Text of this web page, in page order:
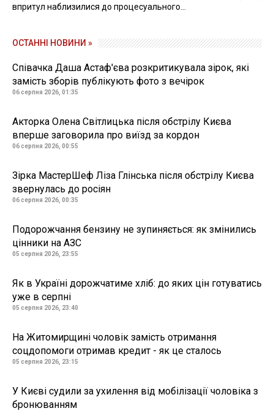
впритул наблизилися до процесуального...
ОСТАННІ НОВИНИ »
Співачка Даша Астаф'єва розкритикувала зірок, які
замість зборів публікують фото з вечірок
06 серпня 2026, 01:35
Акторка Олена Світлицька після обстрілу Києва
вперше заговорила про виїзд за кордон
06 серпня 2026, 00:55
Зірка МастерШеф Ліза Глінська після обстрілу Києва
звернулась до росіян
06 серпня 2026, 00:35
Подорожчання бензину не зупиняється: як змінились
цінники на АЗС
05 серпня 2026, 23:55
Як в Україні дорожчатиме хліб: до яких цін готуватись
уже в серпні
05 серпня 2026, 23:40
На Житомирщині чоловік замість отримання
соцдопомоги отримав кредит - як це сталось
05 серпня 2026, 23:15
У Києві судили за ухилення від мобілізації чоловіка з
бронюванням